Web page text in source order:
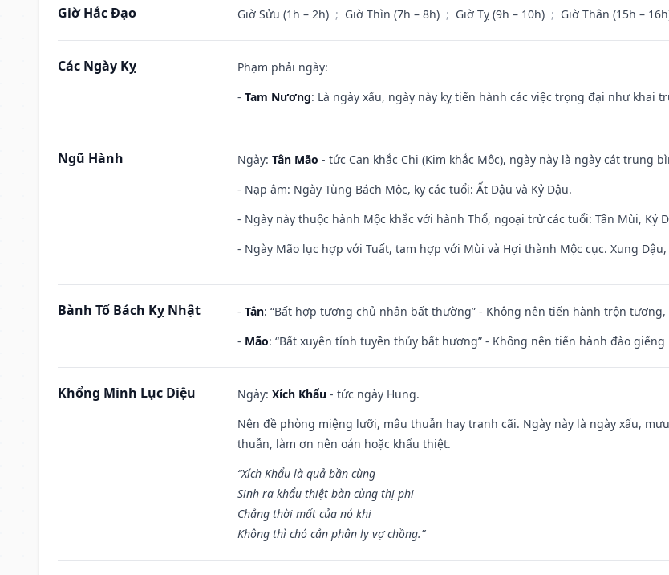
Giờ Hắc Đạo Giờ Sửu (1h – 2h) ; Giờ Thìn (7h – 8h) ; Giờ Tỵ (9h – 10h) ; Giờ Thân (15h –
Các Ngày Kỵ
Phạm phải ngày:
- Tam Nương: Là ngày xấu, ngày này kỵ tiến hành các việc trọng đại như khai
Ngũ Hành Ngày: Tân Mão - tức Can khắc Chi (Kim khắc Mộc), ngày này là ngày cát trung
- Nạp âm: Ngày Tùng Bách Mộc, kỵ các tuổi: Ất Dậu và Kỷ Dậu.
- Ngày này thuộc hành Mộc khắc với hành Thổ, ngoại trừ các tuổi: Tân Mùi, Kỷ
- Ngày Mão lục hợp với Tuất, tam hợp với Mùi và Hợi thành Mộc cục. Xung
Bành Tổ Bách Kỵ Nhật - Tân: “Bất hợp tương chủ nhân bất thường” - Không nên tiến hành trộn
- Mão: “Bất xuyên tỉnh tuyền thủy bất hương” - Không nên tiến hành đào
Khổng Minh Lục Diệu Ngày: Xích Khẩu - tức ngày Hung.
Nên đề phòng miệng lưỡi, mâu thuẫn hay tranh cãi. Ngày này là ngày xấu,
thuẫn, làm ơn nên oán hoặc khẩu thiệt.
“Xích Khẩu là quả bần cùng
Sinh ra khẩu thiệt bàn cùng thị phi
Chẳng thời mất của nó khi
Không thì chó cắn phân ly vợ chồng.”